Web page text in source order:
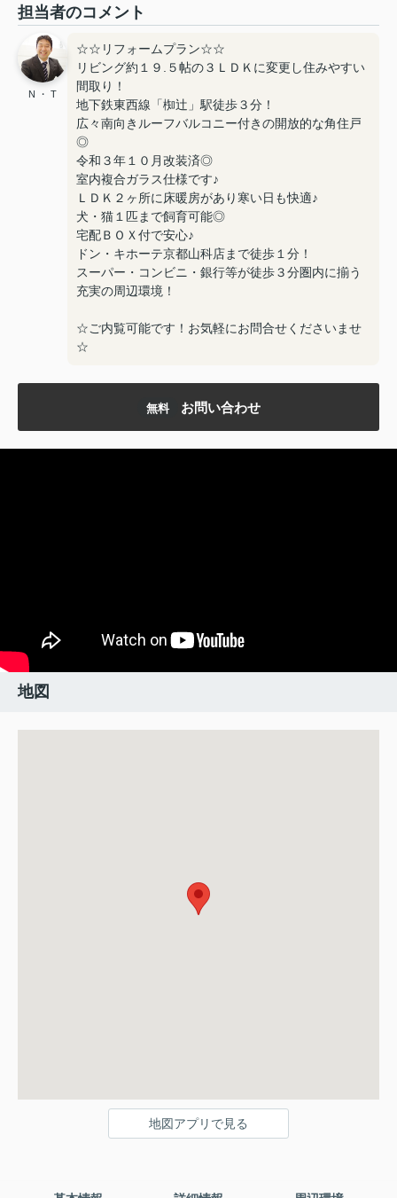
担当者のコメント
N ・ T
☆☆リフォームプラン☆☆
リビング約１９.５帖の３ＬＤＫに変更し住みやすい
間取り！
地下鉄東西線「椥辻」駅徒歩３分！
広々南向きルーフバルコニー付きの開放的な角住戸
◎
令和３年１０月改装済◎
室内複合ガラス仕様です♪
ＬＤＫ２ヶ所に床暖房があり寒い日も快適♪
犬・猫１匹まで飼育可能◎
宅配ＢＯＸ付で安心♪
ドン・キホーテ京都山科店まで徒歩１分！
スーパー・コンビニ・銀行等が徒歩３分圏内に揃う
充実の周辺環境！
☆ご内覧可能です！お気軽にお問合せくださいませ
☆
無料 お問い合わせ
地図
地図アプリで見る